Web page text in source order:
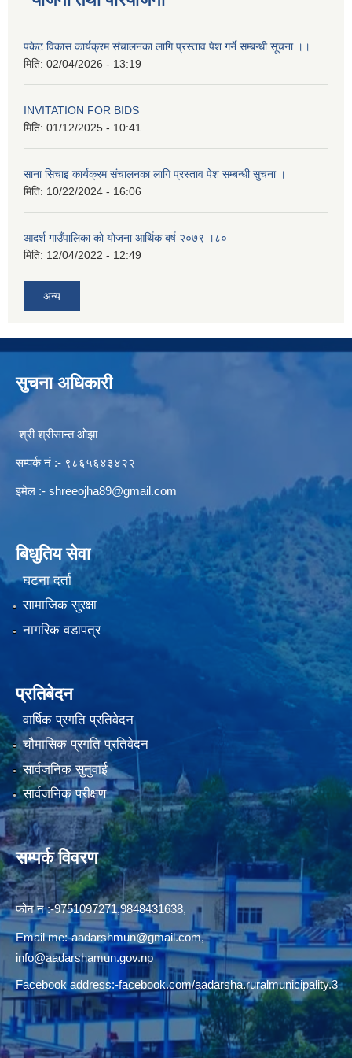
पकेट विकास कार्यक्रम संचालनका लागि प्रस्ताव पेश गर्ने सम्बन्धी सूचना ।।
मिति: 02/04/2026 - 13:19
INVITATION FOR BIDS
मिति: 01/12/2025 - 10:41
साना सिचाइ कार्यक्रम संचालनका लागि प्रस्ताव पेश सम्बन्धी सुचना ।
मिति: 10/22/2024 - 16:06
आदर्श गाउँपालिका काे याेजना आर्थिक बर्ष २०७९ ।८०
मिति: 12/04/2022 - 12:49
अन्य
सुचना अधिकारी
श्री श्रीसान्त ओझा
सम्पर्क नं :- ९८६५६४३४२२
इमेल :- shreeojha89@gmail.com
बिधुतिय सेवा
घटना दर्ता
सामाजिक सुरक्षा
नागरिक वडापत्र
प्रतिबेदन
वार्षिक प्रगति प्रतिवेदन
चौमासिक प्रगति प्रतिवेदन
सार्वजनिक सुनुवाई
सार्वजनिक परीक्षण
सम्पर्क विवरण
फोन न‍‍‌ :-9751097271,9848431638,
Email me:-aadarshmun@gmail.com,
info@aadarshamun.gov.np
Facebook address:-facebook.com/aadarsha.ruralmunicipality.3